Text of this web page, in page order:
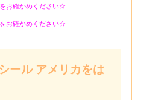
お確かめください☆
お確かめください☆
ール アメリカをは